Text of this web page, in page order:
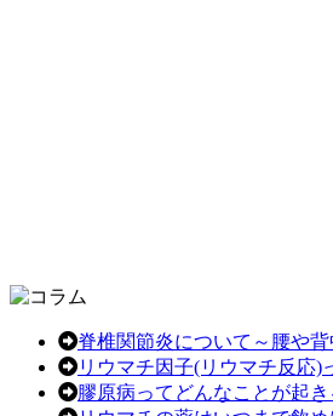
脊椎関節炎について～腰や
リウマチ因子(リウマチ反応)
膠原病ってどんなことが起き